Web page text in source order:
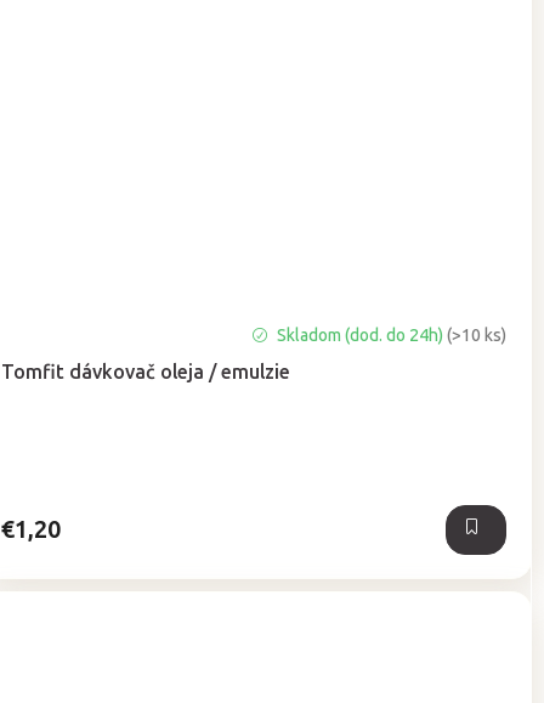
Tomfit dávkovač oleja / emulzie
hodnotenie
produktu
Skladom (dod. do 24h)(>10 ks)
€1,20